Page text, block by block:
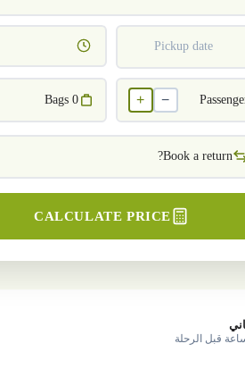
Pickup date
−
+
0
Bags
Book a return?
CALCULATE PRICE